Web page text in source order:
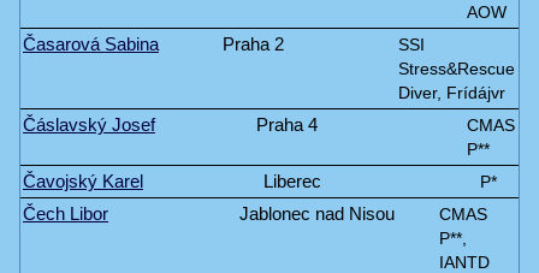
AOW
Časarová Sabina Praha 2
SSI
Stress&Rescue
Diver, Frídájvr
Čáslavský Josef Praha 4
CMAS
P**
Čavojský Karel Liberec P*
Čech Libor Jablonec nad Nisou
CMAS
P**,
IANTD